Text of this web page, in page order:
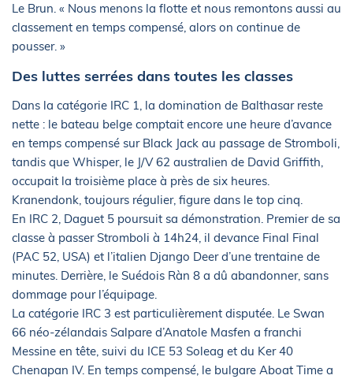
Le Brun. « Nous menons la flotte et nous remontons aussi au
classement en temps compensé, alors on continue de
pousser. »
Des luttes serrées dans toutes les classes
Dans la catégorie IRC 1, la domination de Balthasar reste
nette : le bateau belge comptait encore une heure d’avance
en temps compensé sur Black Jack au passage de Stromboli,
tandis que Whisper, le J/V 62 australien de David Griffith,
occupait la troisième place à près de six heures.
Kranendonk, toujours régulier, figure dans le top cinq.
En IRC 2, Daguet 5 poursuit sa démonstration. Premier de sa
classe à passer Stromboli à 14h24, il devance Final Final
(PAC 52, USA) et l’italien Django Deer d’une trentaine de
minutes. Derrière, le Suédois Ràn 8 a dû abandonner, sans
dommage pour l’équipage.
La catégorie IRC 3 est particulièrement disputée. Le Swan
66 néo-zélandais Salpare d’Anatole Masfen a franchi
Messine en tête, suivi du ICE 53 Soleag et du Ker 40
Chenapan IV. En temps compensé, le bulgare Aboat Time a